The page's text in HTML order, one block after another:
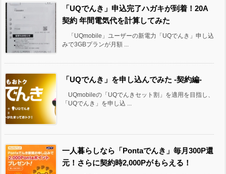
「UQでんき」申込完了ハガキが到着！20A
契約 年間電気代を計算してみた
「UQmobile」ユーザーの新電力「UQでんき」申し込
みで3GBプランが月額 ...
「UQでんき」を申し込んでみた -契約編-
UQmobileの「UQでんきセット割」を適用を目指し、
「UQでんき」を申し込 ...
一人暮らしなら「Pontaでんき」毎月300P還
元！さらに契約時2,000Pがもらえる！